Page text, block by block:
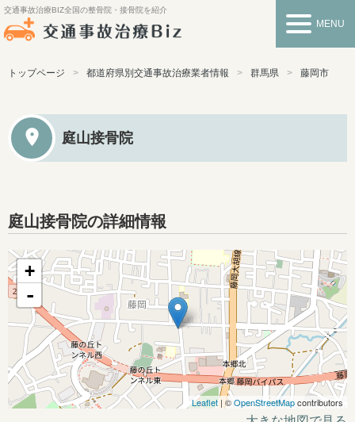
交通事故治療BIZ全国の整骨院・接骨院を紹介
MENU
トップページ 都道府県別交通事故治療業者情報 群馬県 藤岡市
庭山接骨院
庭山接骨院の詳細情報
+
-
Leaflet| ©OpenStreetMapcontributors